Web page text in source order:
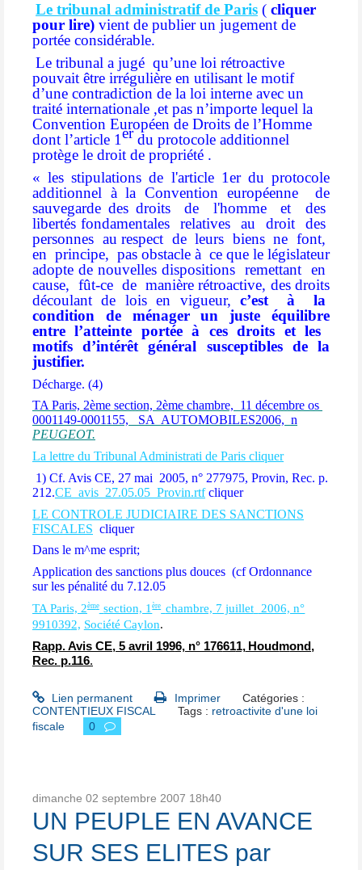
Le tribunal administratif de Paris ( cliquer
pour lire) vient de publier un jugement de
portée considérable.
Le tribunal a jugé qu’une loi rétroactive
pouvait être irrégulière en utilisant le motif
d’une contradiction de la loi interne avec un
traité internationale ,et pas n’importe lequel la
Convention Européen de Droits de l’Homme
dont l’article 1er du protocole additionnel
protège le droit de propriété .
« les stipulations de l'article 1er du protocole
additionnel à la Convention européenne
de
sauvegarde des droits
de l'homme et
des
libertés fondamentales
relatives au droit
des
personnes au respect de leurs biens ne font,
en principe, pas obstacle à ce que le législateur
adopte de nouvelles dispositions remettant en
cause, fût-ce de manière rétroactive, des droits
découlant de lois en vigueur,c’est à
la
condition
de ménager un juste
équilibre
entre l’atteinte portée à ces droits et les
motifs d’intérêt général susceptibles de la
justifier.
Décharge. (4)
TA Paris, 2ème section, 2ème chambre, 11 décembre os
0001149-0001155,
SA AUTOMOBILES2006, n
PEUGEOT.
La lettre du Tribunal Administrati de Paris cliquer
1) Cf. Avis CE, 27 mai 2005, n° 277975, Provin, Rec. p.
212.CE_avis_27.05.05_Provin.rtfcliquer
LE CONTROLE JUDICIAIRE DES SANCTIONS
FISCALES cliquer
Dans le m^me esprit;
Application des sanctions plus douces (cf Ordonnance
sur les pénalité du 7.12.05
TA Paris, 2ème section, 1ère chambre, 7 juillet
2006, n°
9910392, Société Caylon.
Rapp. Avis CE, 5 avril 1996, n° 176611,Houd mond,
Rec. p.116.
Lien permanent Imprimer
Catégories :
CONTENTIEUX FISCAL
Tags : retroactivite d'une loi
fiscale
0
dimanche 02 septembre 2007 18h40
UN PEUPLE EN AVANCE
SUR SES ELITES par